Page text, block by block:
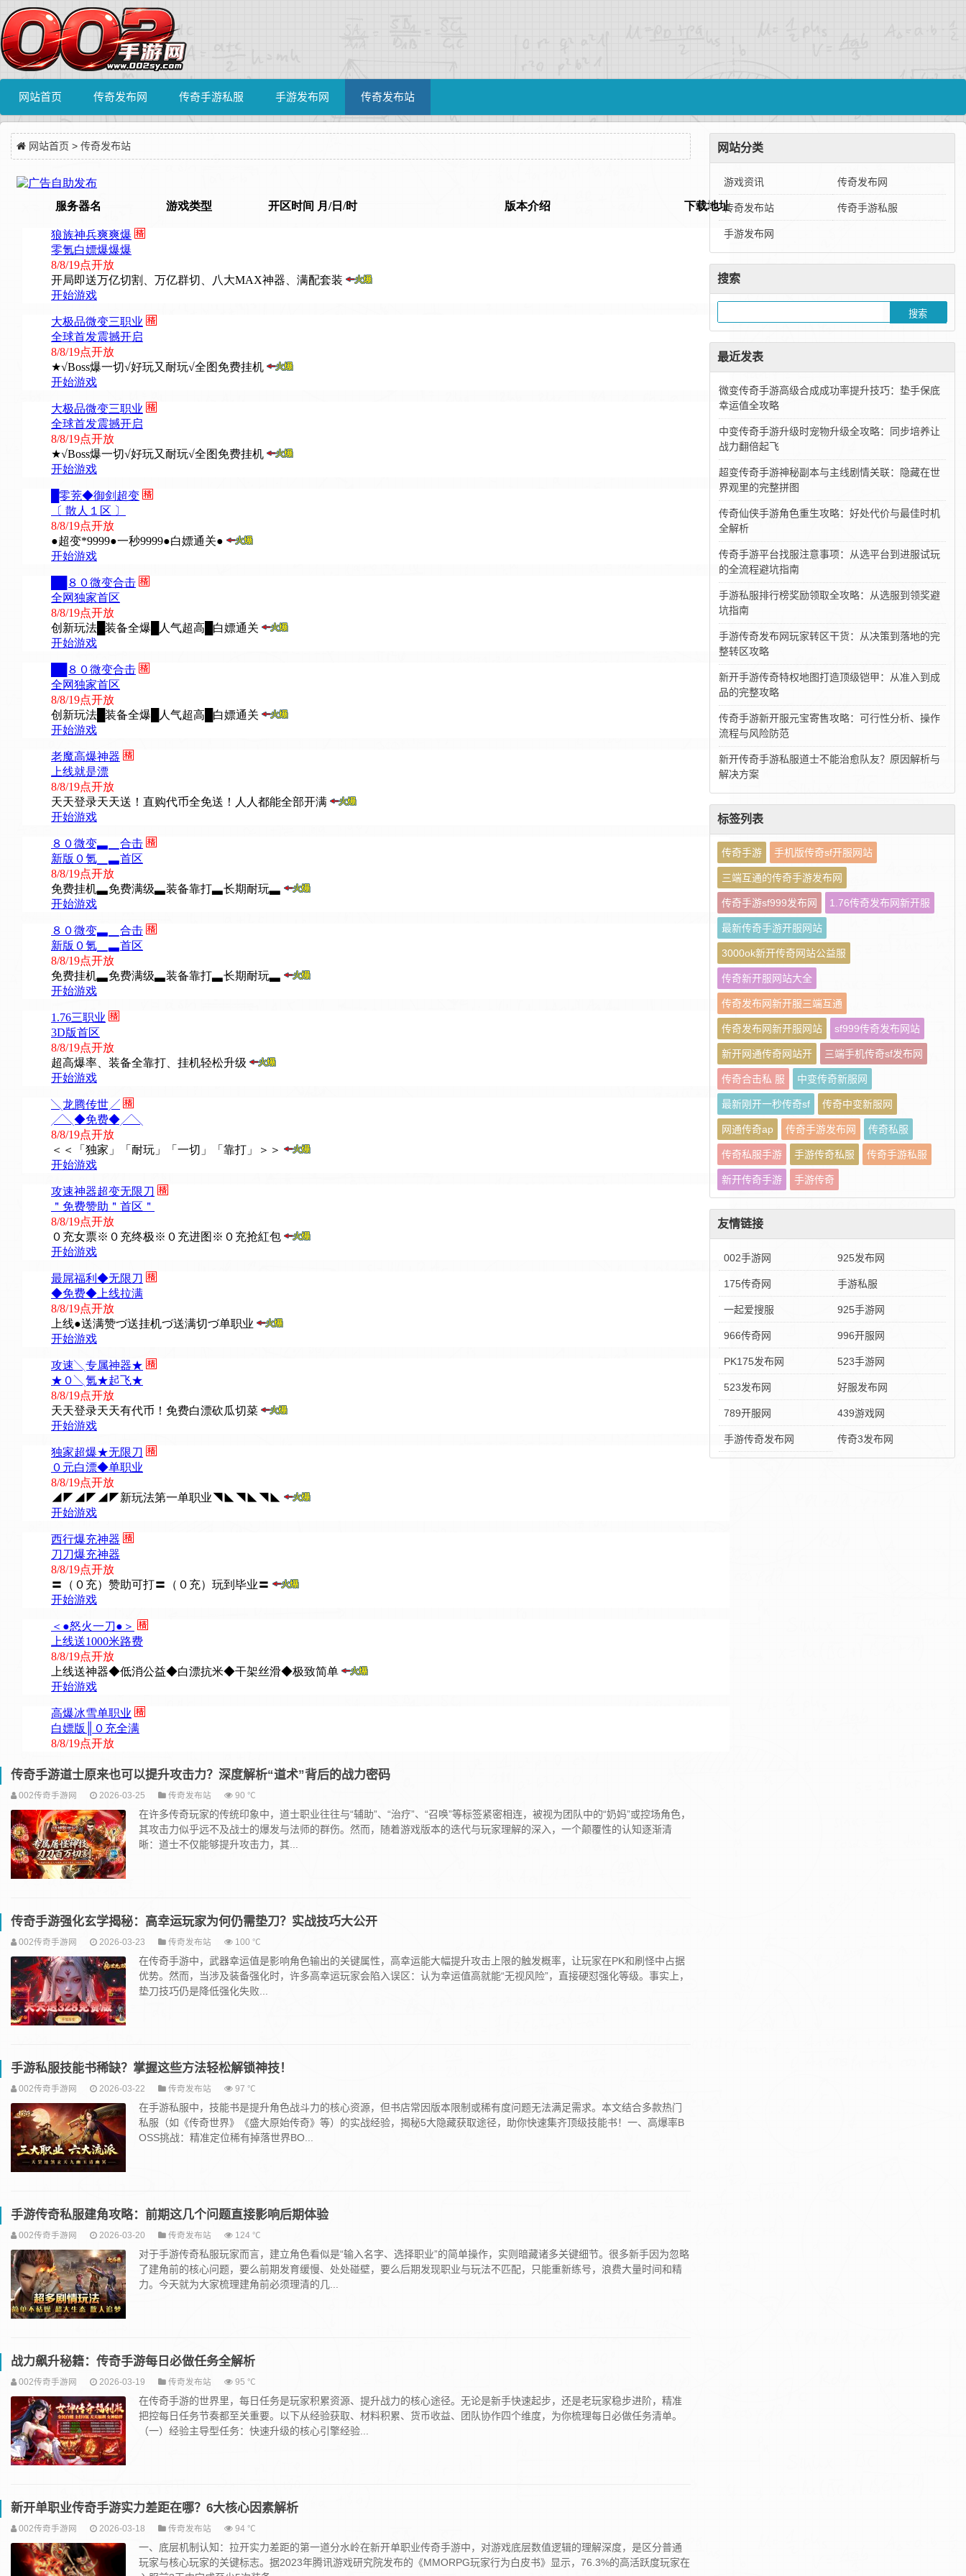
网站首页 传奇发布网 传奇手游私服 手游发布网 传奇发布站
网站首页 > 传奇发布站
传奇手游道士原来也可以提升攻击力？深度解析“道术”背后的战力密码
002传奇手游网 2026-03-25 传奇发布站 90 ℃
在许多传奇玩家的传统印象中，道士职业往往与“辅助”、“治疗”、“召唤”等标签紧密相连，被视为团队中的“奶妈”或控场角色，
其攻击力似乎远不及战士的爆发与法师的群伤。然而，随着游戏版本的迭代与玩家理解的深入，一个颠覆性的认知逐渐清
晰：‌道士不仅能够提升攻击力，其...
传奇手游强化玄学揭秘：高幸运玩家为何仍需垫刀？实战技巧大公开
002传奇手游网 2026-03-23 传奇发布站 100 ℃
在传奇手游中，‌武器幸运值‌是影响角色输出的关键属性，高幸运能大幅提升攻击上限的触发概率，让玩家在PK和刷怪中占据
优势。然而，当涉及‌装备强化‌时，许多高幸运玩家会陷入误区：认为幸运值高就能“无视风险”，直接硬怼强化等级。事实上，‌
垫刀技巧‌仍是降低强化失败...
手游私服技能书稀缺？掌握这些方法轻松解锁神技！
002传奇手游网 2026-03-22 传奇发布站 97 ℃
在手游私服中，技能书是提升角色战斗力的核心资源，但书店常因版本限制或稀有度问题无法满足需求。本文结合多款热门
私服（如《传奇世界》《盛大原始传奇》等）的实战经验，揭秘5大隐藏获取途径，助你快速集齐顶级技能书！一、高爆率B
OSS挑战：精准定位稀有掉落世界BO...
手游传奇私服建角攻略：前期这几个问题直接影响后期体验
002传奇手游网 2026-03-20 传奇发布站 124 ℃
对于手游传奇私服玩家而言，建立角色看似是“输入名字、选择职业”的简单操作，实则暗藏诸多关键细节。很多新手因为忽略
了建角前的核心问题，要么前期发育缓慢、处处碰壁，要么后期发现职业与玩法不匹配，只能重新练号，浪费大量时间和精
力。今天就为大家梳理建角前必须理清的几...
战力飙升秘籍：传奇手游每日必做任务全解析
002传奇手游网 2026-03-19 传奇发布站 95 ℃
在传奇手游的世界里，每日任务是玩家积累资源、提升战力的核心途径。无论是新手快速起步，还是老玩家稳步进阶，精准
把控每日任务节奏都至关重要。以下从经验获取、材料积累、货币收益、团队协作四个维度，为你梳理每日必做任务清单。
（一）经验主导型任务：快速升级的核心引擎经验...
新开单职业传奇手游实力差距在哪？6大核心因素解析
002传奇手游网 2026-03-18 传奇发布站 94 ℃
一、底层机制认知：拉开实力差距的第一道分水岭在新开单职业传奇手游中，对游戏底层数值逻辑的理解深度，是区分普通
玩家与核心玩家的关键标志。据2023年腾讯游戏研究院发布的《MMORPG玩家行为白皮书》显示，76.3%的高活跃度玩家在
网站分类
游戏资讯 传奇发布网
传奇发布站 传奇手游私服
手游发布网
搜索
最近发表
微变传奇手游高级合成成功率提升技巧：垫手保底
幸运值全攻略
中变传奇手游升级时宠物升级全攻略：同步培养让
战力翻倍起飞
超变传奇手游神秘副本与主线剧情关联：隐藏在世
界观里的完整拼图
传奇仙侠手游角色重生攻略：好处代价与最佳时机
全解析
传奇手游平台找服注意事项：从选平台到进服试玩
的全流程避坑指南
手游私服排行榜奖励领取全攻略：从选服到领奖避
坑指南
手游传奇发布网玩家转区干货：从决策到落地的完
整转区攻略
新开手游传奇特权地图打造顶级铠甲：从准入到成
品的完整攻略
传奇手游新开服元宝寄售攻略：可行性分析、操作
流程与风险防范
新开传奇手游私服道士不能治愈队友？原因解析与
解决方案
标签列表
传奇手游 手机版传奇sf开服网站
三端互通的传奇手游发布网
传奇手游sf999发布网 1.76传奇发布网新开服
最新传奇手游开服网站
3000ok新开传奇网站公益服
传奇新开服网站大全
传奇发布网新开服三端互通
传奇发布网新开服网站 sf999传奇发布网站
新开网通传奇网站开 三端手机传奇sf发布网
传奇合击私 服 中变传奇新服网
最新刚开一秒传奇sf 传奇中变新服网
网通传奇ap 传奇手游发布网 传奇私服
传奇私服手游 手游传奇私服 传奇手游私服
新开传奇手游 手游传奇
友情链接
002手游网 925发布网
175传奇网 手游私服
一起爱搜服 925手游网
966传奇网 996开服网
PK175发布网 523手游网
523发布网 好服发布网
789开服网 439游戏网
手游传奇发布网 传奇3发布网